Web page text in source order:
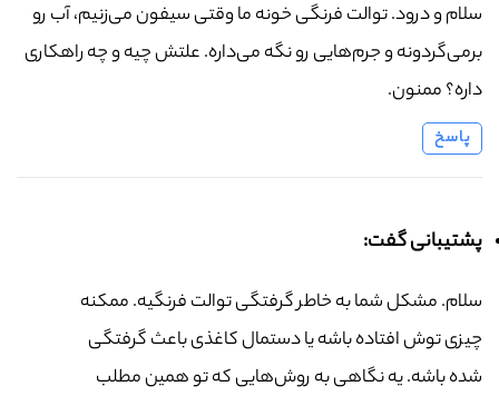
سلام و درود. توالت فرنگی خونه ما وقتی سیفون می‌زنیم، آب رو
برمی‌گردونه و جرم‌هایی رو نگه می‌داره. علتش چیه و چه راهکاری
داره؟ ممنون.
پاسخ
پشتیبانی گفت:
سلام. مشکل شما به خاطر گرفتگی توالت فرنگیه. ممکنه
چیزی توش افتاده باشه یا دستمال کاغذی باعث گرفتگی
شده باشه. یه نگاهی به روش‌هایی که تو همین مطلب